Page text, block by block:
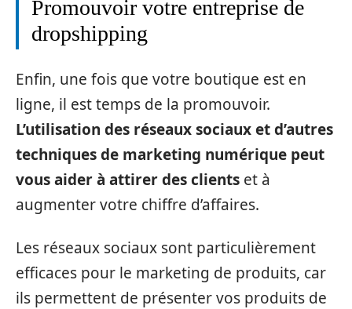
Promouvoir votre entreprise de
dropshipping
Enfin, une fois que votre boutique est en
ligne, il est temps de la promouvoir.
L’utilisation des réseaux sociaux et d’autres
techniques de marketing numérique peut
vous aider à attirer des clients et à
augmenter votre chiffre d’affaires.
Les réseaux sociaux sont particulièrement
efficaces pour le marketing de produits, car
ils permettent de présenter vos produits de